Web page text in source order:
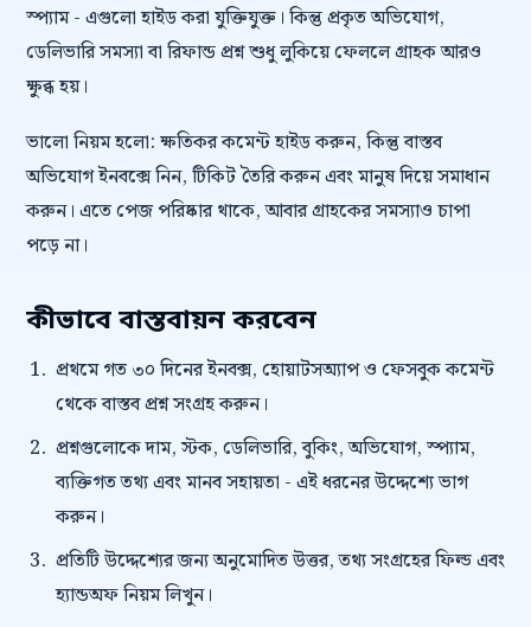
স্প্যাম - এগুলো হাইড করা যুক্তিযুক্ত। কিন্তু প্রকৃত অভিযোগ,
ডেলিভারি সমস্যা বা রিফান্ড প্রশ্ন শুধু লুকিয়ে ফেললে গ্রাহক আরও
ক্ষুব্ধ হয়।
ভালো নিয়ম হলো: ক্ষতিকর কমেন্ট হাইড করুন, কিন্তু বাস্তব
অভিযোগ ইনবক্সে নিন, টিকিট তৈরি করুন এবং মানুষ দিয়ে সমাধান
করুন। এতে পেজ পরিষ্কার থাকে, আবার গ্রাহকের সমস্যাও চাপা
পড়ে না।
কীভাবে বাস্তবায়ন করবেন
প্রথমে গত ৩০ দিনের ইনবক্স, হোয়াটসঅ্যাপ ও ফেসবুক কমেন্ট
থেকে বাস্তব প্রশ্ন সংগ্রহ করুন।
প্রশ্নগুলোকে দাম, স্টক, ডেলিভারি, বুকিং, অভিযোগ, স্প্যাম,
ব্যক্তিগত তথ্য এবং মানব সহায়তা - এই ধরনের উদ্দেশ্যে ভাগ
করুন।
প্রতিটি উদ্দেশ্যের জন্য অনুমোদিত উত্তর, তথ্য সংগ্রহের ফিল্ড এবং
হ্যান্ডঅফ নিয়ম লিখুন।